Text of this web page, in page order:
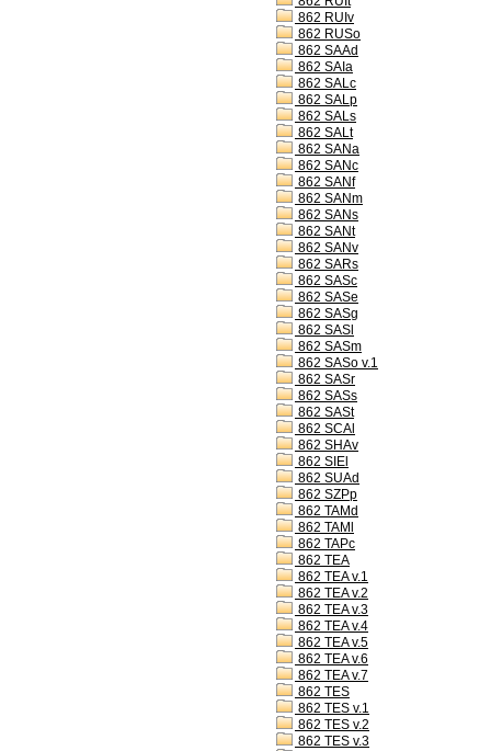
862 RUIv
862 RUSo
862 SAAd
862 SAIa
862 SALc
862 SALp
862 SALs
862 SALt
862 SANa
862 SANc
862 SANf
862 SANm
862 SANs
862 SANt
862 SANv
862 SARs
862 SASc
862 SASe
862 SASg
862 SASl
862 SASm
862 SASo v.1
862 SASr
862 SASs
862 SASt
862 SCAl
862 SHAv
862 SIEl
862 SUAd
862 SZPp
862 TAMd
862 TAMl
862 TAPc
862 TEA
862 TEA v.1
862 TEA v.2
862 TEA v.3
862 TEA v.4
862 TEA v.5
862 TEA v.6
862 TEA v.7
862 TES
862 TES v.1
862 TES v.2
862 TES v.3